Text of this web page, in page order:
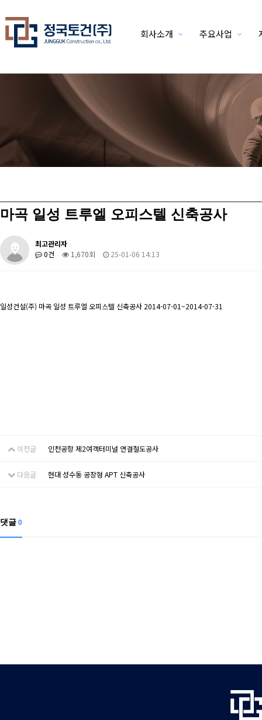
회사소개 주요사업
마곡 일성 트루엘 오피스텔 신축공사
최고관리자
0건
1,670회 25-01-06 14:13
일성건설(주) 마곡 일성 트루엘 오피스텔 신축공사 2014-07-01~2014-07-31
이전글 인천공항 제2여객터미널 연결철도공사
다음글 현대 성수동 공장형 APT 신축공사
댓글 0